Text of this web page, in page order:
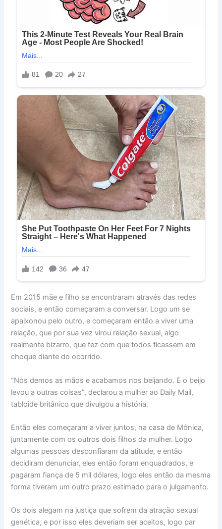
Em 2015 mãe e filho se encontraram através das redes
sociais, e então começaram a conversar. Logo um se
apaixonou pelo outro, e começaram então a viver uma
relação, que por sua vez virou relação sexual, algo
realmente bizarro, que fez com que todos ficassem em
choque diante do ocorrido.
“Nós demos as mãos e acabamos nos beijando. E o beijo
levou a outras coisas”, declarou a mulher ao Daily Mail,
tabloide britânico que divulgou a história.
Então eles começaram a viver juntos, na casa de Mônica,
juntamente com os outros dois filhos da mulher. Logo
algumas pessoas desconfiaram da atitude, e então
decidiram denunciar, eles então foram enquadrados, e
pagaram fiança de 5 mil dólares, logo eles então da mesma
forma tiveram um outro prazo estimado para o julgamento.
Os dois alegam na justiça que sofrem da atração sexual
genética, e por isso eles deveriam ser aceitos, logo par